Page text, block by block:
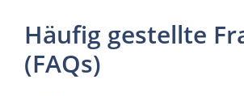
Häufig gestellte
(FAQs)